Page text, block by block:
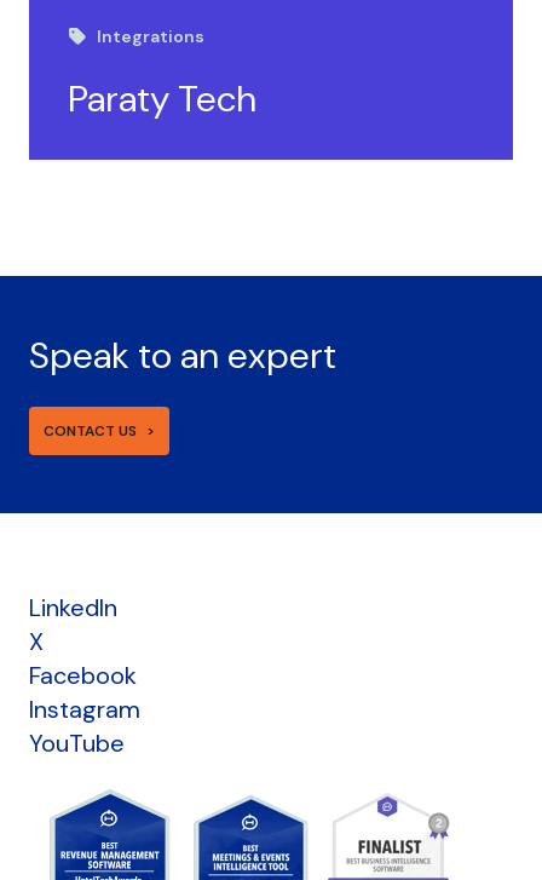
Integrations
Paraty Tech
Speak to an expert
CONTACT US
LinkedIn
X
Facebook
Instagram
YouTube